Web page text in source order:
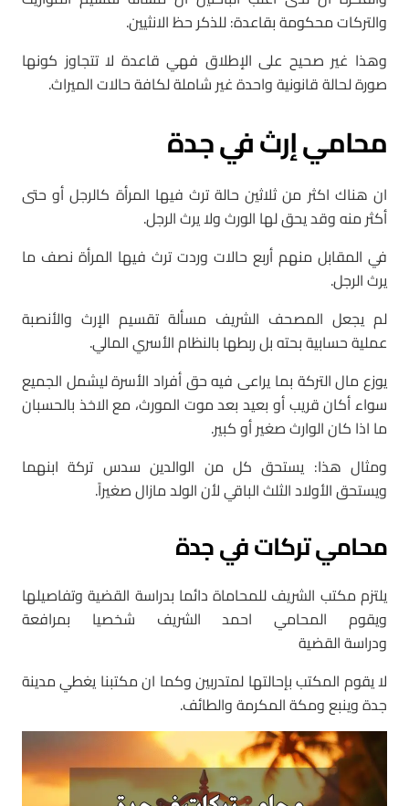
والتركات محكومة بقاعدة: للذكر حظ الانثيين.
وهذا غير صحيح على الإطلاق فهي قاعدة لا تتجاوز كونها
صورة لحالة قانونية واحدة غير شاملة لكافة حالات الميراث.
محامي إرث في جدة
ان هناك اكثر من ثلاثين حالة ترث فيها المرأة كالرجل أو حتى
أكثر منه وقد يحق لها الورث ولا يرث الرجل.
في المقابل منهم أربع حالات وردت ترث فيها المرأة نصف ما
يرث الرجل.
لم يجعل المصحف الشريف مسألة تقسيم الإرث والأنصبة
عملية حسابية بحته بل ربطها بالنظام الأسري المالي.
يوزع مال التركة بما يراعى فيه حق أفراد الأسرة ليشمل الجميع
سواء أكان قريب أو بعيد بعد موت المورث، مع الاخذ بالحسبان
ما اذا كان الوارث صغير أو كبير.
ومثال هذا: يستحق كل من الوالدين سدس تركة ابنهما
ويستحق الأولاد الثلث الباقي لأن الولد مازال صغيراً.
محامي تركات في جدة
يلتزم مكتب الشريف للمحاماة دائما بدراسة القضية وتفاصيلها
ويقوم المحامي احمد الشريف شخصيا بمرافعة
ودراسة القضية
لا يقوم المكتب بإحالتها لمتدربين وكما ان مكتبنا يغطي مدينة
جدة وينبع ومكة المكرمة والطائف.